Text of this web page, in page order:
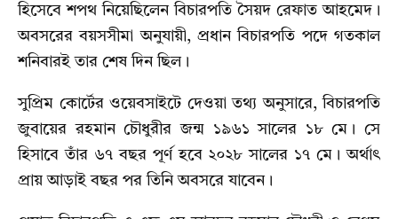
হিসেবে শপথ নিয়েছিলেন বিচারপতি সৈয়দ রেফাত আহমেদ।
অবসরের বয়সসীমা অনুযায়ী, প্রধান বিচারপতি পদে গতকাল
শনিবারই তার শেষ দিন ছিল।
সুপ্রিম কোর্টের ওয়েবসাইটে দেওয়া তথ্য অনুসারে, বিচারপতি
জুবায়ের রহমান চৌধুরীর জন্ম ১৯৬১ সালের ১৮ মে। সে
হিসাবে তাঁর ৬৭ বছর পূর্ণ হবে ২০২৮ সালের ১৭ মে। অর্থাৎ
প্রায় আড়াই বছর পর তিনি অবসরে যাবেন।